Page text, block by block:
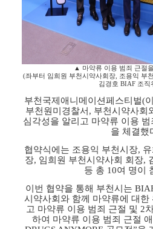
▲ 마약류 이용 범죄 근절
(좌부터 임희원 부천시약사회장 조용익 부
김경호 BIAF 조직
부천국제애니메이션페스티벌(
부천원미경찰서 , 부천시약사회
심각성을 알리고 마약류 이용
을 체결했
협약식에는 조용익 부천시장,
장, 임희원 부천시약사회 회장,
등 총 10여 명이
이번 협약을 통해 부천시는
시약사회와 함께 마약류에 대한
고 마약류 이용 범죄 근절 및 2
하여 마약류 이용 범죄 근절